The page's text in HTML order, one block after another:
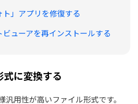
」アプリを修復する
ューアを再インストールする
に変換する
汎用性が高いファイル形式です。